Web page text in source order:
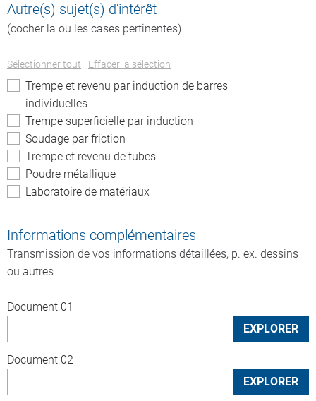
Autre(s) sujet(s) d'intérêt
(cocher la ou les cases pertinentes)
Sélectionner tout Effacer la sélection
Trempe et revenu par induction de barres
individuelles
Trempe superficielle par induction
Soudage par friction
Trempe et revenu de tubes
Poudre métallique
Laboratoire de matériaux
Informations complémentaires
Transmission de vos informations détaillées, p. ex. dessins
ou autres
Document 01
Document 02